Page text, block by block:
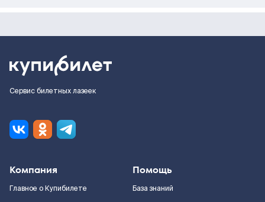
Сервис билетных лазеек
Компания
Главное о Купибилете
Помощь
База знаний